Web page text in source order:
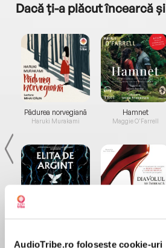
AudioTribe.ro folosește cookie-uri
Dacă ți-a plăcut încearcă și
Pădurea norvegiană
Haruki Murakami
Hamnet
Maggie O'Farrell